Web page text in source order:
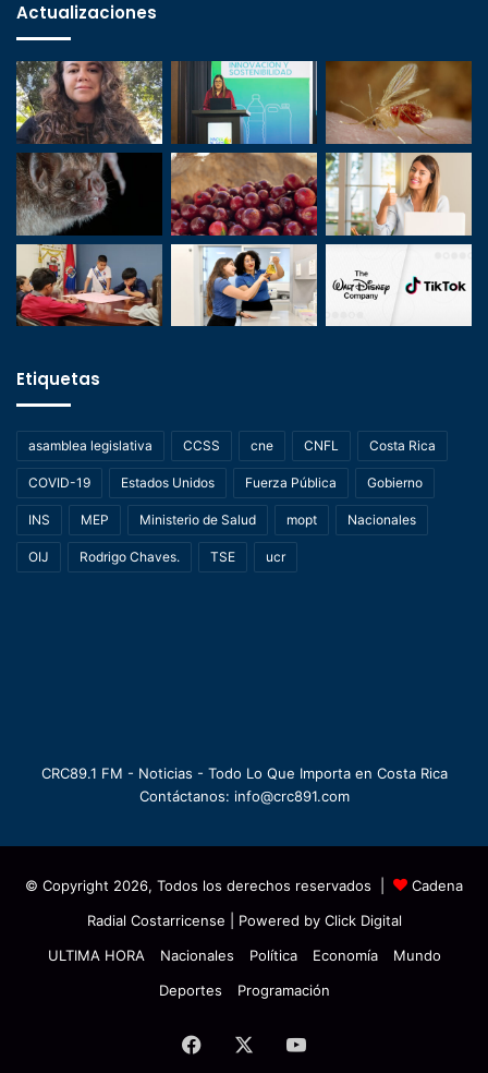
Actualizaciones
Etiquetas
asamblea legislativa CCSS cne CNFL Costa Rica
COVID-19 Estados Unidos Fuerza Pública Gobierno
INS MEP Ministerio de Salud mopt Nacionales
OIJ Rodrigo Chaves. TSE ucr
CRC89.1 FM - Noticias - Todo Lo Que Importa en Costa Rica
Contáctanos: info@crc891.com
© Copyright 2026, Todos los derechos reservados |
Cadena
Radial Costarricense | Powered by Click Digital
ULTIMA HORA
Nacionales Política Economía
Mundo
Deportes
Programación
Facebook YouTube